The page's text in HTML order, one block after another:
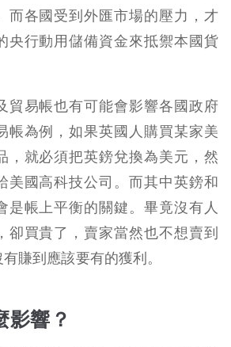
而各國受到外匯市場的壓力，才
央行動用儲備資金來抵禦本國貨
貿易帳也有可能會影響各國政府
帳為例，如果英國人購買某家美
，就必須把英鎊兌換為美元，然
美國高科技公司。而其中英鎊和
是帳上平衡的關鍵。畢竟沒有人
卻買貴了，賣家當然也不想賣到
賺到應該要有的獲利。
影響？